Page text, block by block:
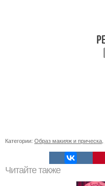
Категории: Образ макияж и прическа
Читайте также